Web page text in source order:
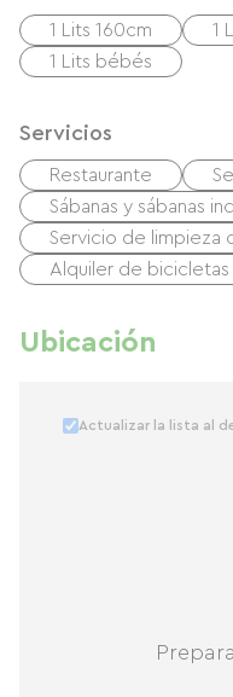
1 Lits 160cm 1
1 Lits bébés
Servicios
Restaurante
Sábanas y sábanas
Servicio de limpieza
Alquiler de bicicletas
Ubicación
Actualizar la lista al